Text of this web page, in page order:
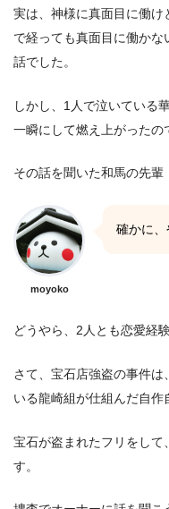
実は、神様に真面目に働け
で経っても真面目に働か
話でした。
しかし、1人で泣いている
一瞬にして燃え上がったの
その話を聞いた和馬の先輩
moyoko
確かに、
どうやら、2人とも恋愛経
さて、宝石店強盗の事件
いる龍崎組が仕組んだ自作
宝石が盗まれたフリをし
す。